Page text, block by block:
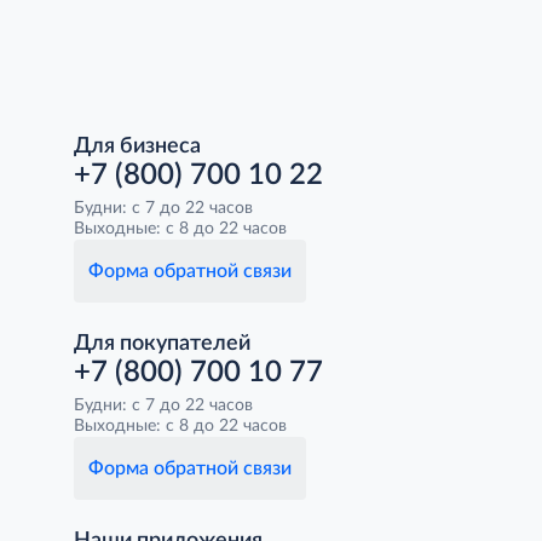
Для бизнеса
+7 (800) 700 10 22
Будни: с 7 до 22 часов
Выходные: с 8 до 22 часов
Форма обратной связи
Для покупателей
+7 (800) 700 10 77
Будни: с 7 до 22 часов
Выходные: с 8 до 22 часов
Форма обратной связи